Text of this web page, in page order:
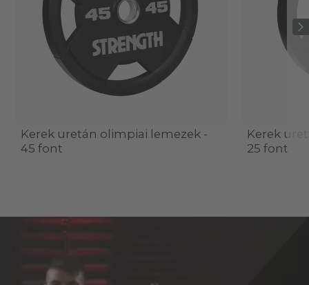
Kerek uretán olimpiai lemezek -
45 font
Kerek
25 font